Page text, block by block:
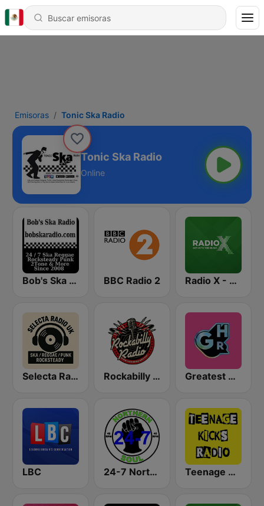
Emisoras Tonic Ska Radio
Tonic Ska Radio
Online
Bob's Ska Radio BBC Radio 2 Radio X - London
Selecta Radio UK – Ska - Punk - Reggae - Rocksteady Rockabilly Radio Greatest Hits Radio South Coast
LBC 24-7 Northern Soul Teenage Kicks Radio